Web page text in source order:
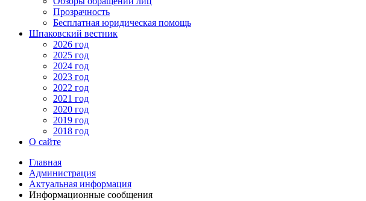
Прозрачность
Бесплатная юридическая помощь
Шпаковский вестник
2026 год
2025 год
2024 год
2023 год
2022 год
2021 год
2020 год
2019 год
2018 год
О сайте
Главная
Администрация
Актуальная информация
Информационные сообщения